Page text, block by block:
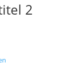
2